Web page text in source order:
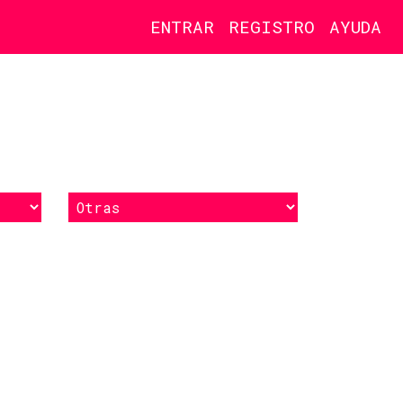
ENTRAR REGISTRO AYUDA